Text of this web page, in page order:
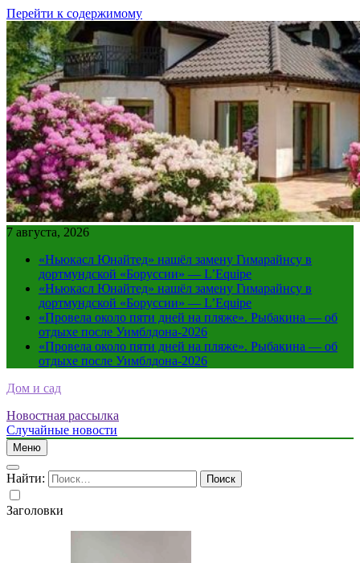
Перейти к содержимому
7 августа, 2026
«Ньюкасл Юнайтед» нашёл замену Гимарайнсу в
дортмундской «Боруссии» — L’Equipe
«Ньюкасл Юнайтед» нашёл замену Гимарайнсу в
дортмундской «Боруссии» — L’Equipe
«Провела около пяти дней на пляже». Рыбакина — об
отдыхе после Уимблдона-2026
«Провела около пяти дней на пляже». Рыбакина — об
отдыхе после Уимблдона-2026
Дом и сад
Новостная рассылка
Случайные новости
Меню
Найти:
Заголовки